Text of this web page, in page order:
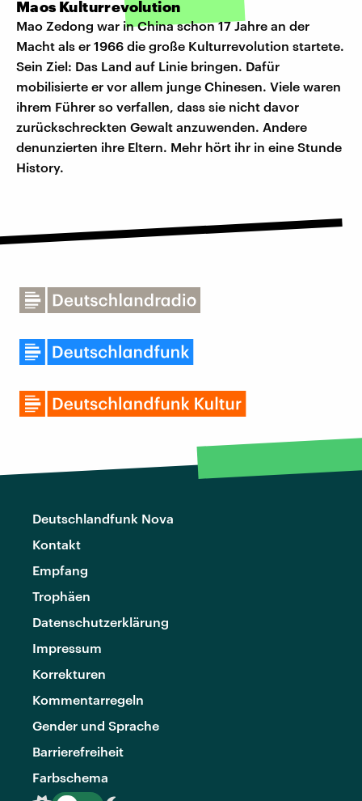
Maos Kulturrevolution
Mao Zedong war in China schon 17 Jahre an der
Macht als er 1966 die große Kulturrevolution startete.
Sein Ziel: Das Land auf Linie bringen. Dafür
mobilisierte er vor allem junge Chinesen. Viele waren
ihrem Führer so verfallen, dass sie nicht davor
zurückschreckten Gewalt anzuwenden. Andere
denunzierten ihre Eltern. Mehr hört ihr in eine Stunde
History.
Deutschlandfunk Nova
Kontakt
Empfang
Trophäen
Datenschutzerklärung
Impressum
Korrekturen
Kommentarregeln
Gender und Sprache
Barrierefreiheit
Farbschema